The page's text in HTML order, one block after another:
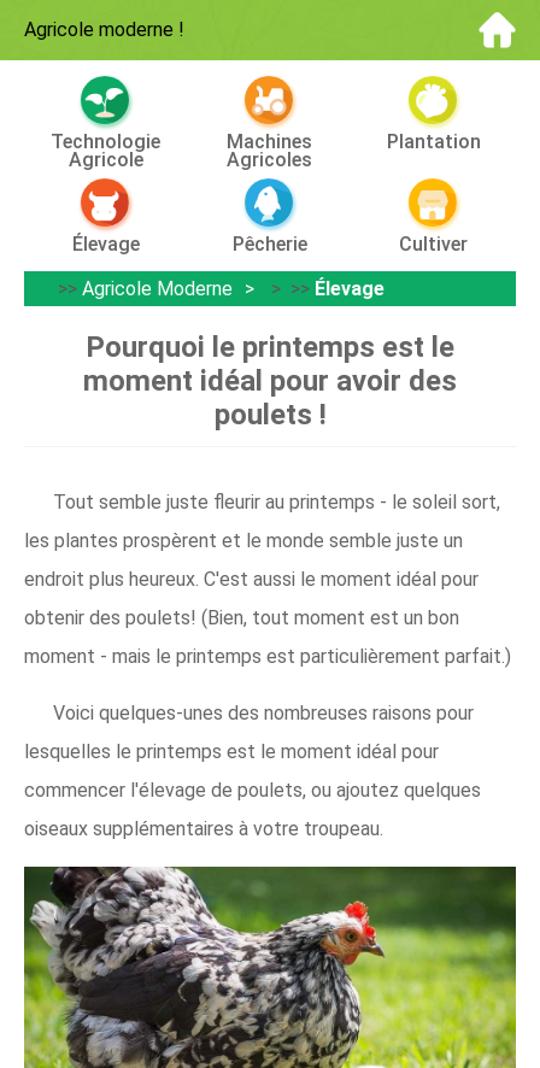
Agricole moderne !
Technologie
Agricole
Machines
Agricoles
Plantation
Élevage Pêcherie
Cultiver
>> Agricole Moderne > >> Élevage
Pourquoi le printemps est le
moment idéal pour avoir des
poulets !
Tout semble juste fleurir au printemps - le soleil sort,
les plantes prospèrent et le monde semble juste un
endroit plus heureux. C'est aussi le moment idéal pour
obtenir des poulets! (Bien, tout moment est un bon
moment - mais le printemps est particulièrement parfait.)
Voici quelques-unes des nombreuses raisons pour
lesquelles le printemps est le moment idéal pour
commencer l'élevage de poulets, ou ajoutez quelques
oiseaux supplémentaires à votre troupeau.